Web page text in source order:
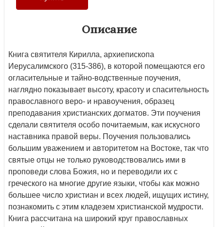
Описание
Книга святителя Кирилла, архиепископа
Иерусалимского (315-386), в которой помещаются его
огласительные и тайно-водственные поучения,
наглядно показывает высоту, красоту и спасительность
православного веро- и нравоучения, образец
преподавания христианских догматов. Эти поучения
сделали святителя особо почитаемым, как искусного
наставника правой веры. Поучения пользовались
большим уважением и авторитетом на Востоке, так что
святые отцы не только руководствовались ими в
проповеди слова Божия, но и переводили их с
греческого на многие другие языки, чтобы как можно
большее число христиан и всех людей, ищущих истину,
познакомить с этим кладезем христианской мудрости.
Книга рассчитана на широкий круг православных